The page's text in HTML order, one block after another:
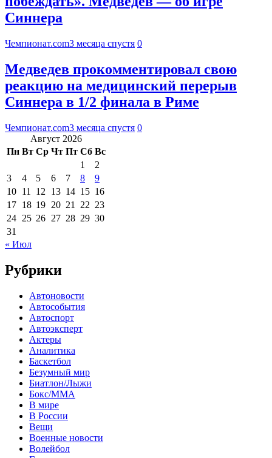
Синнера
Чемпионат.com3 месяца спустя 0
Медведев прокомментировал свою
реакцию на медицинский перерыв
Синнера в 1/2 финала в Риме
Чемпионат.com3 месяца спустя 0
Август 2026
Пн Вт Ср Чт Пт Сб Вс
1
2
3
4 5 6 7 8
9
10 11 12 13 14 15 16
17 18 19 20 21 22 23
24 25 26 27 28 29 30
31
« Июл
Рубрики
Автоновости
Автособытия
Автоспорт
Автоэксперт
Актеры
Аналитика
Баскетбол
Безумный мир
Биатлон/Лыжи
Бокс/MMA
В мире
В России
Вещи
Военные новости
Волейбол